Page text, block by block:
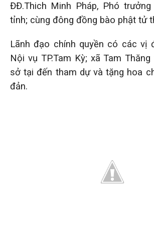
ĐĐ.Thich Minh Pháp, Phó trưởng
tỉnh; cùng đông đồng bào phật tử
Lãnh đạo chính quyền có các vị
Nội vụ TP.Tam Kỳ; xã Tam
sở tại đến tham dự và tặng hoa
đản.